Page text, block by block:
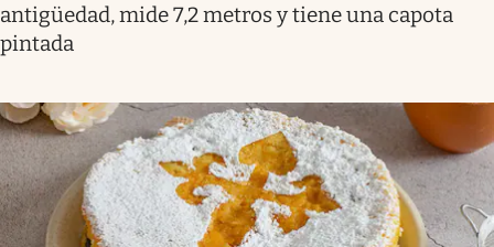
antigüedad, mide 7,2 metros y tiene una capota
pintada